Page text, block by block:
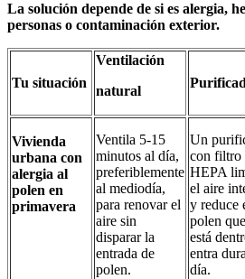
La solución depende de si es alergia,
personas o contaminación exterior.
Tu situación
Ventilación
natural
Vivienda
urbana con
alergia al
polen en
primavera
Ventila 5-15
minutos al día,
preferiblemente
al mediodía,
para renovar el
aire sin
disparar la
entrada de
polen.
Un
con filtro
HEPA
el aire
y reduce
polen
está
entra
día.